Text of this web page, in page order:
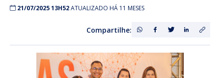
21/07/2025 13H52ATUALIZADO HÁ 11 MESES
Compartilhe: